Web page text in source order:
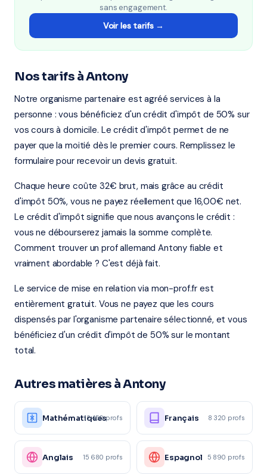
sans engagement.
Voir les tarifs →
Nos tarifs à Antony
Notre organisme partenaire est agréé services à la
personne : vous bénéficiez d'un crédit d'impôt de 50% sur
vos cours à domicile. Le crédit d'impôt permet de ne
payer que la moitié dès le premier cours. Remplissez le
formulaire pour recevoir un devis gratuit.
Chaque heure coûte 32€ brut, mais grâce au crédit
d'impôt 50%, vous ne payez réellement que 16,00€ net.
Le crédit d'impôt signifie que nous avançons le crédit :
vous ne débourserez jamais la somme complète.
Comment trouver un prof allemand Antony fiable et
vraiment abordable ? C'est déjà fait.
Le service de mise en relation via mon-prof.fr est
entièrement gratuit. Vous ne payez que les cours
dispensés par l'organisme partenaire sélectionné, et vous
bénéficiez d'un crédit d'impôt de 50% sur le montant
total.
Autres matières à Antony
Mathématiques
12 450 profs Français 8 320 profs
Anglais 15 680 profs Espagnol 5 890 profs